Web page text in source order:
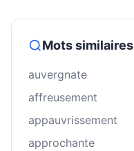
Mots similaires
auvergnate
affreusement
appauvrissement
approchante